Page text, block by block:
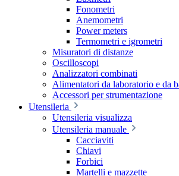
Fonometri
Anemometri
Power meters
Termometri e igrometri
Misuratori di distanze
Oscilloscopi
Analizzatori combinati
Alimentatori da laboratorio e da
Accessori per strumentazione
Utensileria
Utensileria visualizza
Utensileria manuale
Cacciaviti
Chiavi
Forbici
Martelli e mazzette